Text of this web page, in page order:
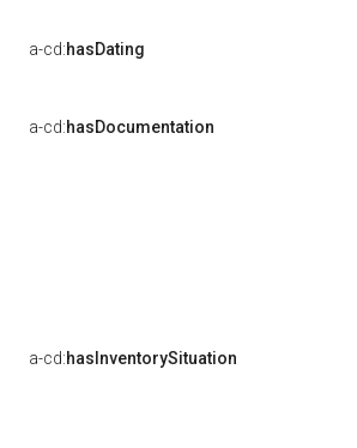
a-cd:hasDating
a-cd:hasDocumentation
a-cd:hasInventorySituation